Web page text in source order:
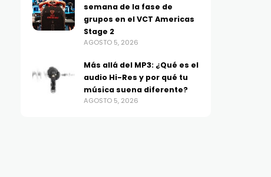
semana de la fase de
grupos en el VCT Americas
Stage 2
AGOSTO 5, 2026
Más allá del MP3: ¿Qué es el
audio Hi-Res y por qué tu
música suena diferente?
AGOSTO 5, 2026